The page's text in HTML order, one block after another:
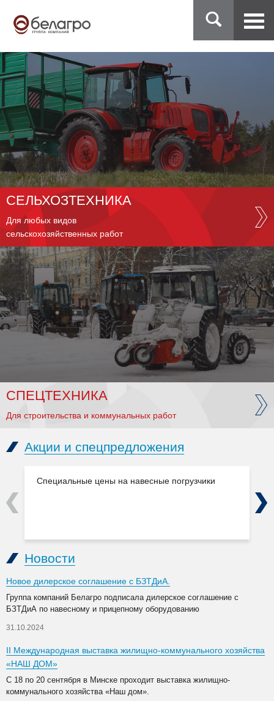
СЕЛЬХОЗТЕХНИКА
Для любых видов
сельскохозяйственных работ
СПЕЦТЕХНИКА
Для строительства и коммунальных работ
Акции и спецпредложения
Специальные цены на навесные погрузчики
Previous Next
Новости
Новое дилерское соглашение с БЗТДиА.
Группа компаний Белагро подписала дилерское соглашение с
БЗТДиА по навесному и прицепному оборудованию
31.10.2024
II Международная выставка жилищно-коммунального хозяйства
«НАШ ДОМ»
С 18 по 20 сентября в Минске проходит выставка жилищно-
коммунального хозяйства «Наш дом».